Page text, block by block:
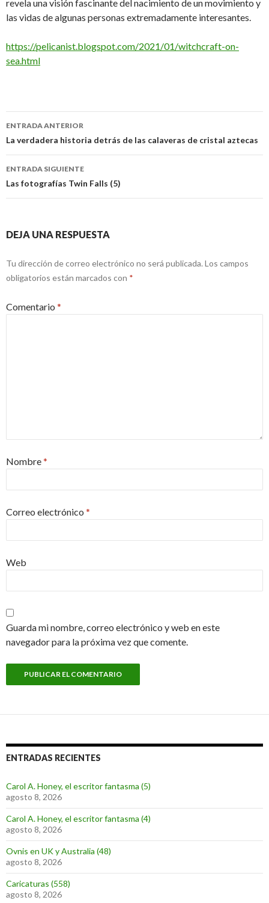
revela una visión fascinante del nacimiento de un movimiento y
las vidas de algunas personas extremadamente interesantes.
https://pelicanist.blogspot.com/2021/01/witchcraft-on-
sea.html
Navegación
de
entradas
ENTRADA ANTERIOR
La verdadera historia detrás de las calaveras de cristal aztecas
ENTRADA SIGUIENTE
Las fotografías Twin Falls (5)
DEJA UNA RESPUESTA
Tu dirección de correo electrónico no será publicada. Los campos
obligatorios están marcados con *
Comentario *
Nombre*
Correo electrónico *
Web
Guarda mi nombre, correo electrónico y web en este
navegador para la próxima vez que comente.
ENTRADAS RECIENTES
Carol A. Honey, el escritor fantasma (5)
agosto 8, 2026
Carol A. Honey, el escritor fantasma (4)
agosto 8, 2026
Ovnis en UK y Australia (48)
agosto 8, 2026
Caricaturas (558)
agosto 8, 2026